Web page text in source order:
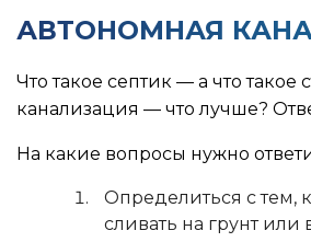
АВТОНОМНАЯ
Что такое септик — а что
канализация — что лучше?
На какие вопросы нужно
Определиться с тем,
сливать на грунт